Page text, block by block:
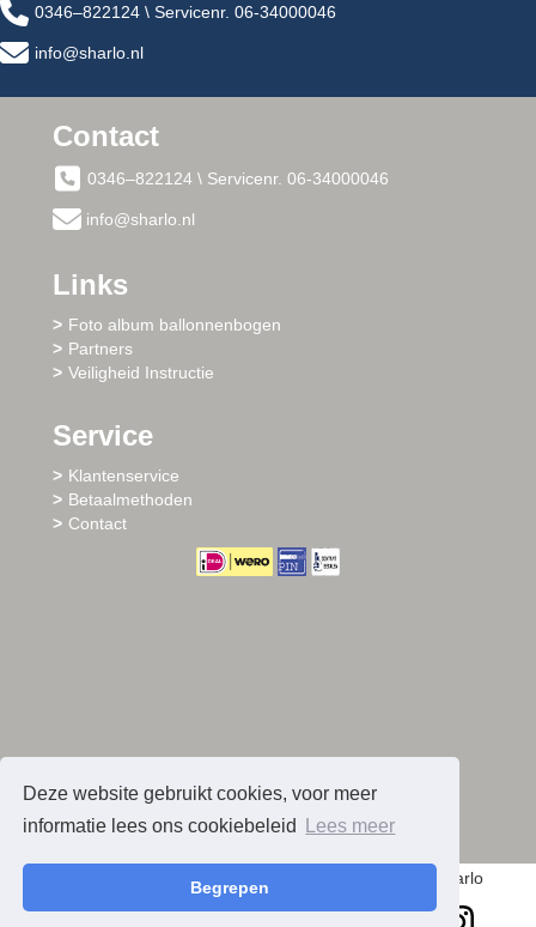
Deze website gebruikt cookies, voor meer
informatie lees ons cookiebeleid
Lees meer
Begrepen
0346–822124 \ Servicenr. 06-34000046
info@sharlo.nl
Contact
0346–822124 \ Servicenr. 06-34000046
info@sharlo.nl
Links
Foto album ballonnenbogen
Partners
Veiligheid Instructie
Service
Klantenservice
Betaalmethoden
Contact
© 2026 - Sharlo
facebookinstagram